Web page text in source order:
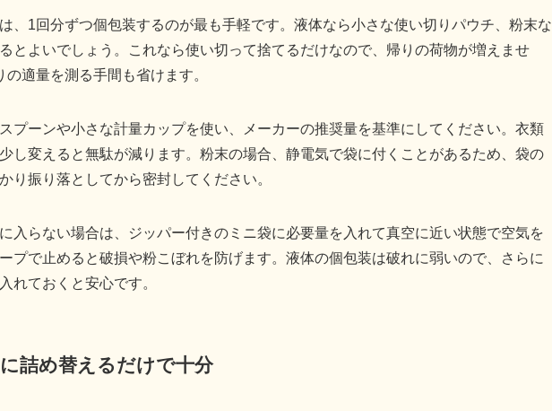
、1回分ずつ個包装するのが最も手軽です。液体なら小さな使い切りパウチ、粉末な
とよいでしょう。これなら使い切って捨てるだけなので、帰りの荷物が増えませ
適量を測る手間も省けます。
プーンや小さな計量カップを使い、メーカーの推奨量を基準にしてください。衣類
し変えると無駄が減ります。粉末の場合、静電気で袋に付くことがあるため、袋の
り振り落としてから密封してください。
入らない場合は、ジッパー付きのミニ袋に必要量を入れて真空に近い状態で空気を
プで止めると破損や粉こぼれを防げます。液体の個包装は破れに弱いので、さらに
れておくと安心です。
詰め替えるだけで十分